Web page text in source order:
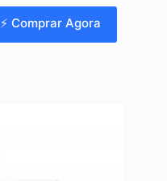
⚡ Comprar Agora